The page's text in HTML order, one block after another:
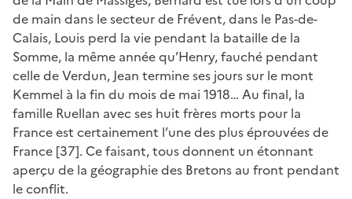
de main dans le secteur de Frévent, dans le Pas-de-
Calais, Louis perd la vie pendant la bataille de la
Somme, la même année qu’Henry, fauché pendant
celle de Verdun, Jean termine ses jours sur le mont
Kemmel à la fin du mois de mai 1918… Au final, la
famille Ruellan avec ses huit frères morts pour la
France est certainement l’une des plus éprouvées de
France [37]. Ce faisant, tous donnent un étonnant
aperçu de la géographie des Bretons au front pendant
le conflit.